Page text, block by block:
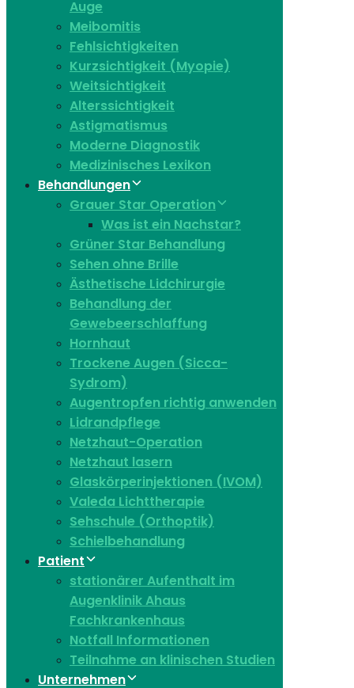
Auge
Meibomitis
Fehlsichtigkeiten
Kurzsichtigkeit (Myopie)
Weitsichtigkeit
Alterssichtigkeit
Astigmatismus
Moderne Diagnostik
Medizinisches Lexikon
Behandlungen
Grauer Star Operation
Was ist ein Nachstar?
Grüner Star Behandlung
Sehen ohne Brille
Ästhetische Lidchirurgie
Behandlung der
Gewebeerschlaffung
Hornhaut
Trockene Augen (Sicca-
Sydrom)
Augentropfen richtig anwenden
Lidrandpflege
Netzhaut-Operation
Netzhaut lasern
Glaskörperinjektionen (IVOM)
Valeda Lichttherapie
Sehschule (Orthoptik)
Schielbehandlung
Patient
stationärer Aufenthalt im
Augenklinik Ahaus
Fachkrankenhaus
Notfall Informationen
Teilnahme an klinischen Studien
Unternehmen